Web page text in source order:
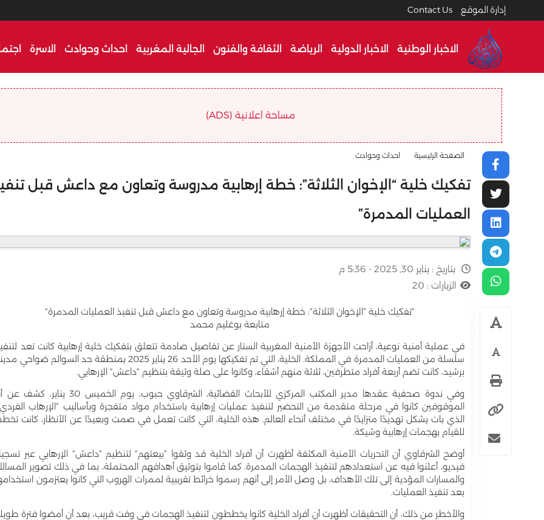
إدارة الموقع Contact Us
الاخبار الوطنية الاخبار الدولية الرياضة الثقافة والفنون الجالية المغربية احداث وحوادث الاسرة
مساحة اعلانية (ADS)
الصفحة الرئيسية احداث وحوادث
تفكيك خلية “الإخوان الثلاثة”: خطة إرهابية مدروسة وتعاون مع داعش قبل
العمليات المدمرة”
بتاريخ : يناير 30, 2025 - 5:36 م
الزيارات : 20
“تفكيك خلية “الإخوان الثلاثة”: خطة إرهابية مدروسة وتعاون مع داعش قبل تنفيذ العمليات المدمرة”
متابعة بوغليم محمد
في عملية أمنية نوعية، أزاحت الأجهزة الأمنية المغربية الستار عن تفاصيل صادمة تتعلق بتفكيك خلية إرهابية كانت تعد
سلسلة من العمليات المدمرة في المملكة. الخلية، التي تم تفكيكها يوم الأحد 26 يناير 2025 بمنطقة حد السوالم ضواحي
برشيد، كانت تضم أربعة أفراد متطرفين، ثلاثة منهم أشقاء، وكانوا على صلة وثيقة بتنظيم “داعش” الإرهابي.
وفي ندوة صحفية عقدها مدير المكتب المركزي للأبحاث القضائية، الشرقاوي حبوب، يوم الخميس 30
الموقوفين كانوا في مرحلة متقدمة من التحضير لتنفيذ عمليات إرهابية باستخدام مواد متفجرة وبأساليب “الإرهاب
الذي بات يشكل تهديدًا متزايدًا في مختلف أنحاء العالم. هذه الخلية، التي كانت تعمل في صمت وبعيدًا عن الأنظار، كانت
للقيام بهجمات إرهابية وشيكة.
أوضح الشرقاوي أن التحريات الأمنية المكثفة أظهرت أن أفراد الخلية قد وثقوا “بيعتهم” لتنظيم “داعش” الإرهابي عبر
فيديو، أعلنوا فيه عن استعدادهم لتنفيذ الهجمات المدمرة. كما قاموا بتوثيق أهدافهم المحتملة، بما في ذلك تصوير
والمسارات المؤدية إلى تلك الأهداف، بل وصل الأمر إلى أنهم رسموا خرائط تقريبية لممرات الهروب التي كانوا يعتزمون
بعد تنفيذ العمليات.
والأخطر من ذلك، أن التحقيقات أظهرت أن أفراد الخلية كانوا يخططون لتنفيذ الهجمات في وقت قريب، بعد أن أمضوا فترة